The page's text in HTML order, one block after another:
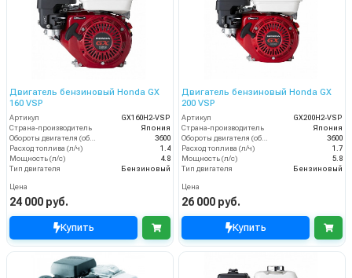
Двигатель бензиновый Honda GX
160 VSP
Артикул
GX160H2-VSP
Страна-производитель
Япония
3600
Расход топлива (л/ч)
1.4
Мощность (л/с)
4.8
Тип двигателя
Бензиновый
Цена
24 000 руб.
Купить
Двигатель бензиновый Honda GX
200 VSP
Артикул
GX200H2-VSP
Страна-производитель
Япония
3600
Расход топлива (л/ч)
1.7
Мощность (л/с)
5.8
Тип двигателя
Бензиновый
Цена
26 000 руб.
Купить